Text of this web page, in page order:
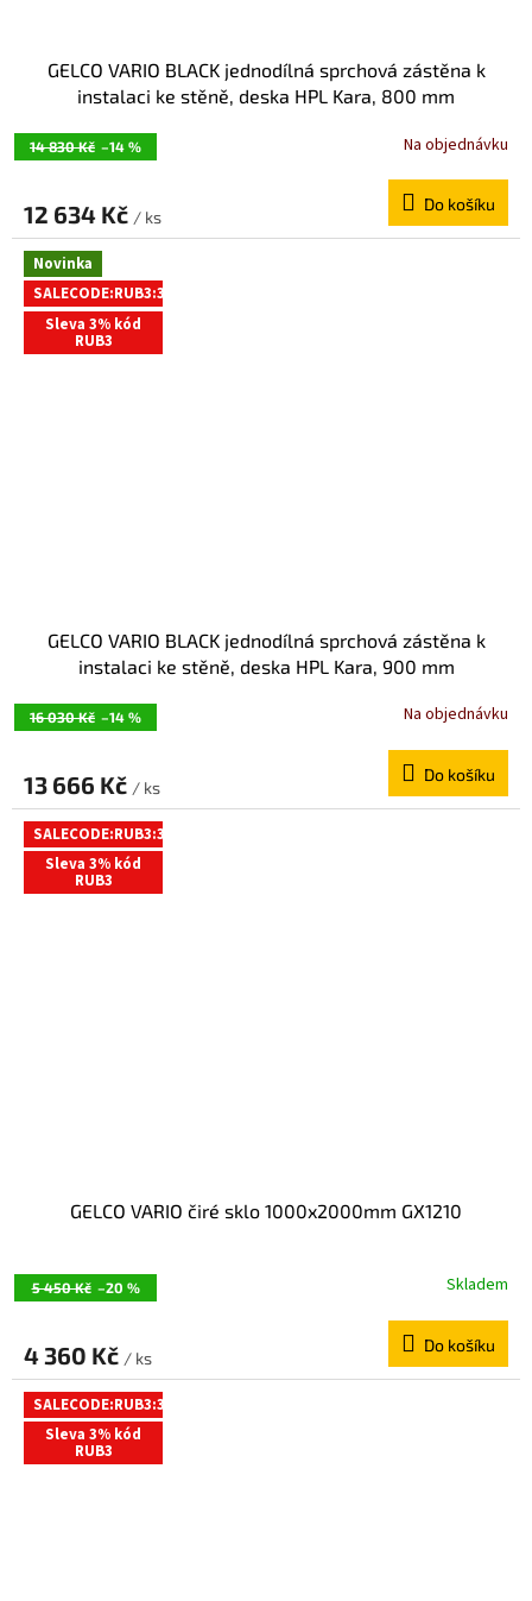
14 830 Kč –14 %
GELCO VARIO BLACK jednodílná sprchová zástěna k
instalaci ke stěně, deska HPL Kara, 800 mm
Na objednávku
12 634 Kč / ks
Do košíku
Novinka
SALECODE:RUB3:3:%
Sleva 3% kód
RUB3
16 030 Kč –14 %
GELCO VARIO BLACK jednodílná sprchová zástěna k
instalaci ke stěně, deska HPL Kara, 900 mm
Na objednávku
13 666 Kč / ks
Do košíku
SALECODE:RUB3:3:%
Sleva 3% kód
RUB3
5 450 Kč –20 %
GELCO VARIO čiré sklo 1000x2000mm GX1210
Skladem
4 360 Kč / ks
Do košíku
SALECODE:RUB3:3:%
Sleva 3% kód
RUB3